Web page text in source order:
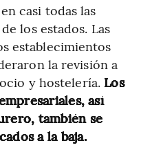
casi todas las
los estados. Las
establecimientos
la revisión a
y hostelería. Los
así
también se
a la baja.